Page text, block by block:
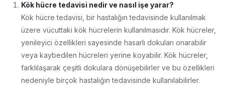
Kök hücre tedavisi nedir ve nasıl işe yarar?
Kök hücre tedavisi, bir hastalığın tedavisinde kullanılmak
üzere vücuttaki kök hücrelerin kullanılmasıdır. Kök hücreler,
yenileyici özellikleri sayesinde hasarlı dokuları onarabilir
veya kaybedilen hücreleri yerine koyabilir. Kök hücreler,
farklılaşarak çeşitli dokulara dönüşebilirler ve bu özellikleri
nedeniyle birçok hastalığın tedavisinde kullanılabilirler.